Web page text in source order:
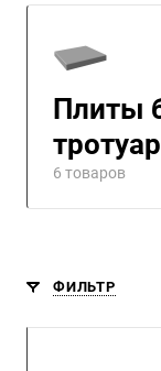
Плиты
6 товаров
ФИЛЬТР